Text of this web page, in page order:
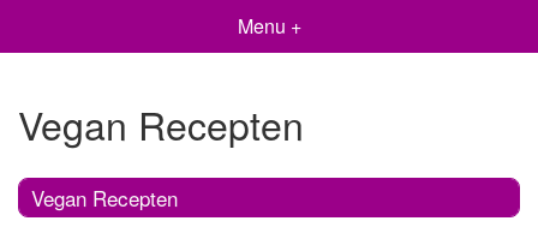
Menu +
Vegan Recepten
Vegan Recepten